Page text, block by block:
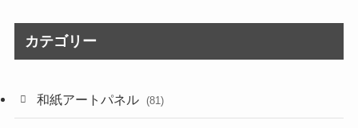
カテゴリー
和紙アートパネル (81)